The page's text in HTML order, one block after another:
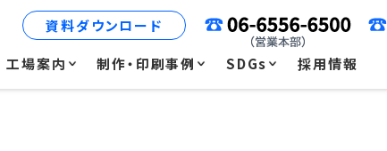
工場案内 制作・印刷事例 SDGs 採用情報
資料ダウンロード